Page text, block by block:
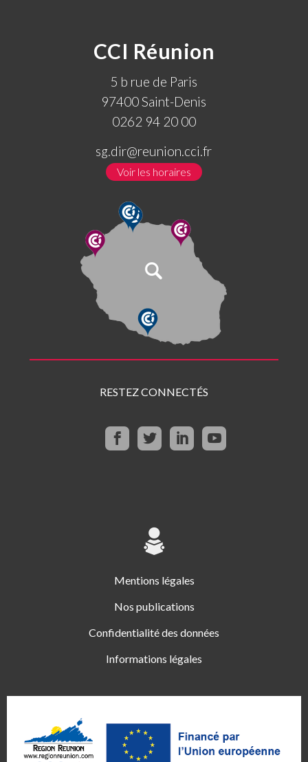
CCI Réunion
5 b rue de Paris
97400 Saint-Denis
0262 94 20 00
sg.dir@reunion.cci.fr
Voir les horaires
RESTEZ CONNECTÉS
Mentions légales
Nos publications
Confidentialité des données
Informations légales